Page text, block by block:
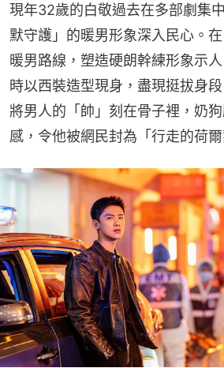
現年32歲的白敬過去在多部劇集
默守護」的暖男形象深入民心。
暖男路線，塑造硬朗幹練形象示
時以西裝造型現身，盡現挺拔身
將男人的「帥」刻在骨子裡，奶
感，令他被網民封為「行走的荷爾